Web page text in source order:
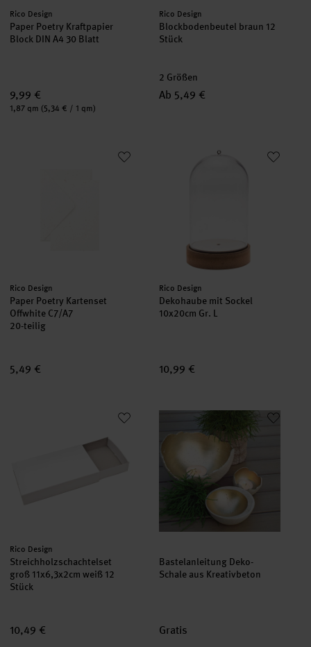
Hersteller:
Rico Design
Paper Poetry Kraftpapier
Block DIN A4 30 Blatt
9,99 €
Inhalt:
1,87 qm (5,34 € / 1 qm)
Hersteller:
Rico Design
Blockbodenbeutel braun 12
Stück
2 Größen
Ab 5,49 €
Paper Poetry Kartenset Offwhite C7/A7
Hersteller:
Rico Design
Paper Poetry Kartenset
Offwhite C7/A7
20-teilig
5,49 €
Dekohaube mit Sockel
Hersteller:
Rico Design
Dekohaube mit Sockel
10x20cm Gr. L
10,99 €
Streichholzschachtelset groß 11x6,3x2cm weiß 12 Stück
Hersteller:
Rico Design
Streichholzschachtelset
groß 11x6,3x2cm weiß 12
Stück
10,49 €
Bastelanleitung Deko-Schale
Bastelanleitung Deko-
Schale aus Kreativbeton
Gratis